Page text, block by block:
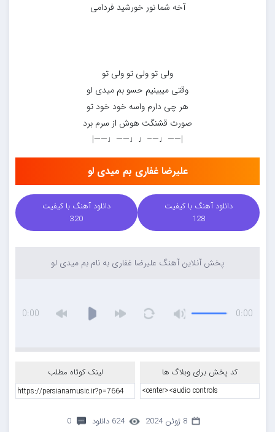
آخه شما نور خورشید فردامی
ولی تو ولی تو ولی تو
وقتی میبینیم حسو بم میدی لو
هر چی دارم واسه خود خود تو
صورت قشنگت هوش از سرم برد
|——♩—–♩♩——♩——|
علیرضا غفاری بم میدی لو
دانلود آهنگ با کیفیت
128
دانلود آهنگ با کیفیت
320
پخش آنلاین آهنگ علیرضا غفاری به نام بم میدی لو
0:00
0:00
کد پخش برای وبلاگ ها لینک کوتاه مطلب
8 ژوئن 2024 624 دانلود 0